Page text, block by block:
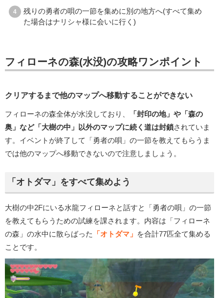
残りの勇者の唄の一節を集めに別の地方へ(すべて集め
た場合はナリシャ様に会いに行く)
フィローネの森(水没)の攻略ワンポイント
クリアするまで他のマップへ移動することができない
フィローネの森全体が水没しており、
「封印の地」や「森の
奥」など「大樹の中」以外のマップに続く道は封鎖されていま
す。イベントが終了して「勇者の唄」の一節を教えてもらうま
では他のマップへ移動できないので注意しましょう。
「オトダマ」をすべて集めよう
大樹の中2Fにいる水龍フィローネと話すと「勇者の唄」の一節
を教えてもらうための試練を課されます。内容は「フィローネ
の森」の水中に散らばった
「オトダマ」 を合計77匹全て集める
ことです。